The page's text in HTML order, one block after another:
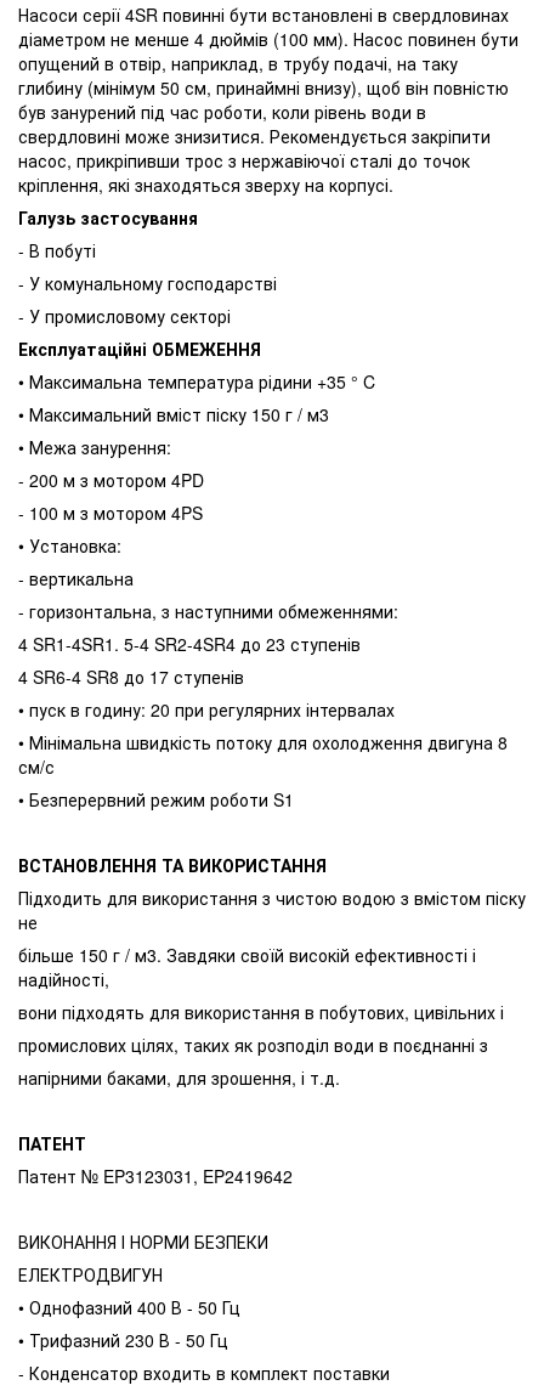
Насоси серії 4SR повинні бути встановлені в свердловинах
діаметром не менше 4 дюймів (100 мм). Насос повинен бути
опущений в отвір, наприклад, в трубу подачі, на таку
глибину (мінімум 50 см, принаймні внизу), щоб він повністю
був занурений під час роботи, коли рівень води в
свердловині може знизитися. Рекомендується закріпити
насос, прикріпивши трос з нержавіючої сталі до точок
кріплення, які знаходяться зверху на корпусі.
Галузь застосування
- В побуті
- У комунальному господарстві
- У промисловому секторі
Експлуатаційні ОБМЕЖЕННЯ
• Максимальна температура рідини +35 ° C
• Максимальний вміст піску 150 г / м3
• Межа занурення:
- 200 м з мотором 4PD
- 100 м з мотором 4PS
• Установка:
- вертикальна
- горизонтальна, з наступними обмеженнями:
4 SR1-4SR1. 5-4 SR2-4SR4 до 23 ступенів
4 SR6-4 SR8 до 17 ступенів
• пуск в годину: 20 при регулярних інтервалах
• Мінімальна швидкість потоку для охолодження двигуна 8
см/с
• Безперервний режим роботи S1
ВСТАНОВЛЕННЯ ТА ВИКОРИСТАННЯ
Підходить для використання з чистою водою з вмістом піску
не
більше 150 г / м3. Завдяки своїй високій ефективності і
надійності,
вони підходять для використання в побутових, цивільних і
промислових цілях, таких як розподіл води в поєднанні з
напірними баками, для зрошення, і т.д.
ПАТЕНТ
Патент № EP3123031, EP2419642
ВИКОНАННЯ І НОРМИ БЕЗПЕКИ
ЕЛЕКТРОДВИГУН
• Однофазний 400 В - 50 Гц
• Трифазний 230 В - 50 Гц
- Конденсатор входить в комплект поставки